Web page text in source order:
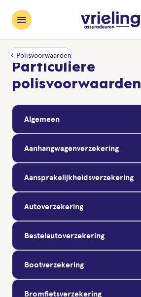
menu
chevron_left Polisvoorwaarden
Particuliere
polisvoorwaarden
Algemeen
Aanhangwagenverzekering
Aansprakelijkheidsverzekering
Autoverzekering
Bestelautoverzekering
Bootverzekering
Bromfietsverzekering